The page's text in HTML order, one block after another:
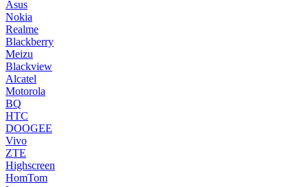
Asus
Nokia
Realme
Blackberry
Meizu
Blackview
Alcatel
Motorola
BQ
HTC
DOOGEE
Vivo
ZTE
Highscreen
HomTom